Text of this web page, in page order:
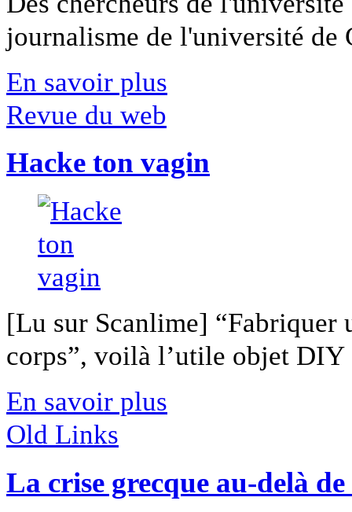
journalisme de l'université
En savoir plus
Revue du web
Hacke ton vagin
[Lu sur Scanlime] “Fabriquer
corps”, voilà l’utile objet
En savoir plus
Old Links
La crise grecque au-delà